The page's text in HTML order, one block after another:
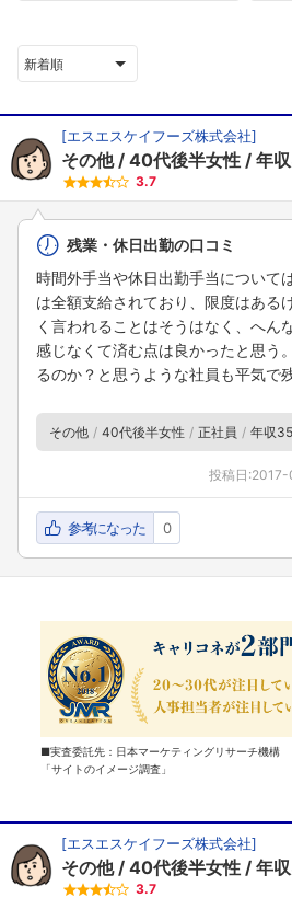
新着順
[エスエスケイフーズ株式会社]
その他 40代後半女性 年
3.7
残業・休日出勤の口コミ
時間外手当や休日出勤手当について
は全額支給されており、限度はある
く言われることはそうはなく、へん
感じなくて済む点は良かったと思う
るのか？と思うような社員も平気で
その他 40代後半女性 正社員 年収
投稿日:
参考になった 0
■実査委託先：日本マーケティングリサーチ機
「サイトのイメージ調査」
[エスエスケイフーズ株式会社]
その他 40代後半女性 年
3.7